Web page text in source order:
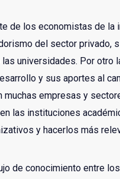
de los economistas de
del sector privado,
universidades. Por
y sus aportes al
muchas empresas y
las instituciones
y hacerlos más
de conocimiento entre